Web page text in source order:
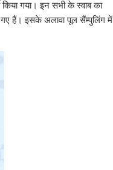
गया। इन सभी के स्वाब का
हैं। इसके अलावा पूल सैंम्पुलिंग में